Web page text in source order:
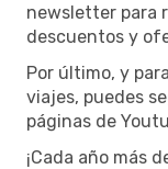
newsletter para
descuentos y
Por último, y
viajes, puedes
páginas de
¡Cada año más